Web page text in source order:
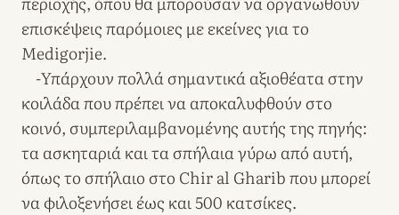
επισκέψεις παρόμοιες με εκείνες για το
Medigorjie.
-Υπάρχουν πολλά σημαντικά αξιοθέατα στην
κοιλάδα που πρέπει να αποκαλυφθούν στο
κοινό, συμπεριλαμβανομένης αυτής της πηγής:
τα ασκηταριά και τα σπήλαια γύρω από αυτή,
όπως το σπήλαιο στο Chir al Gharib που μπορεί
να φιλοξενήσει έως και 500 κατσίκες.